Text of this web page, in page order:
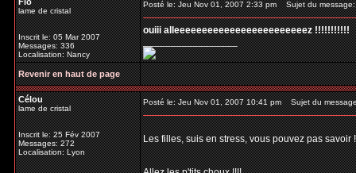
lame de cristal
Inscrit le: 05 Mar 2007
Messages: 336
Localisation: Nancy
Posté le: Jeu Nov 01, 2007 2:33 pm Sujet du message:
ouiii alleeeeeeeeeeeeeeeeeeeeeeeez !!!!!!!!!!!
_________________
Revenir en haut de page
Célou
lame de cristal
Inscrit le: 25 Fév 2007
Messages: 272
Localisation: Lyon
Posté le: Jeu Nov 01, 2007 10:41 pm Sujet du
Les filles, suis en stress, vous pouvez pas savoir